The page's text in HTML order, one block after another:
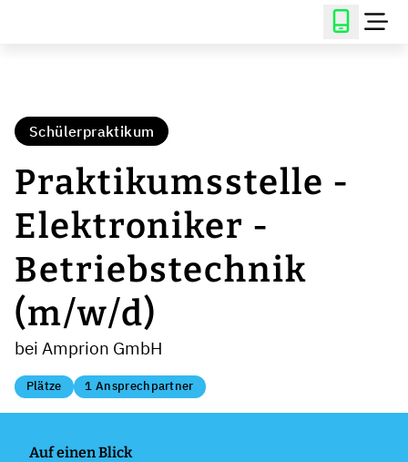
Schülerpraktikum
Praktikumsstelle -
Elektroniker -
Betriebstechnik
(m/w/d)
bei Amprion GmbH
Plätze 1 Ansprechpartner
Auf einen Blick